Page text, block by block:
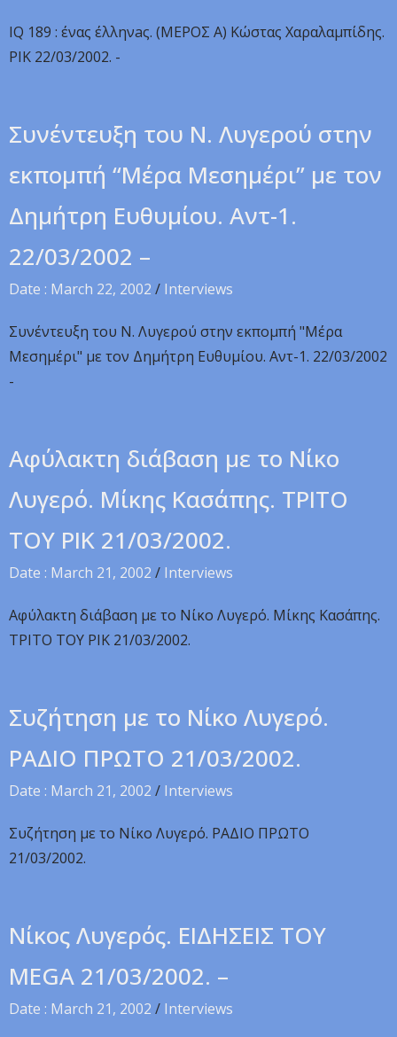
IQ 189 : ένας έλληνaς. (MEPOΣ A) Kώστας Χαραλαμπίδης.
PIK 22/03/2002. -
Συνέντευξη του Ν. Λυγερού στην
εκπομπή “Μέρα Μεσημέρι” με τον
Δημήτρη Ευθυμίου. Αντ-1.
22/03/2002 –
Date : March 22, 2002 / Interviews
Συνέντευξη του Ν. Λυγερού στην εκπομπή "Μέρα
Μεσημέρι" με τον Δημήτρη Ευθυμίου. Αντ-1. 22/03/2002
-
Αφύλακτη διάβαση με το Νίκο
Λυγερό. Μίκης Κασάπης. TPITO
TOY PIK 21/03/2002.
Date : March 21, 2002 / Interviews
Αφύλακτη διάβαση με το Νίκο Λυγερό. Μίκης Κασάπης.
TPITO TOY PIK 21/03/2002.
Συζήτηση με το Νίκο Λυγερό.
PAΔIO ΠPΩTO 21/03/2002.
Date : March 21, 2002 / Interviews
Συζήτηση με το Νίκο Λυγερό. PAΔIO ΠPΩTO
21/03/2002.
Nίκος Λυγερός. EIΔHΣEIΣ TOY
MEGA 21/03/2002. –
Date : March 21, 2002 / Interviews